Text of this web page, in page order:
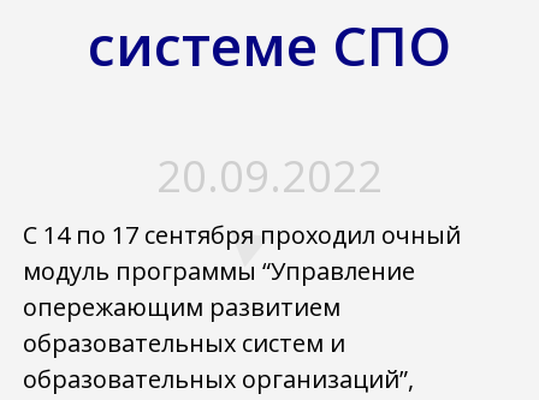
системе СПО
20.09.2022
С 14 по 17 сентября проходил очный
модуль программы “Управление
опережающим развитием
образовательных систем и
образовательных организаций”,